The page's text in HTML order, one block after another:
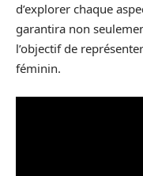
d’explorer chaque
garantira non
l’objectif de
féminin.